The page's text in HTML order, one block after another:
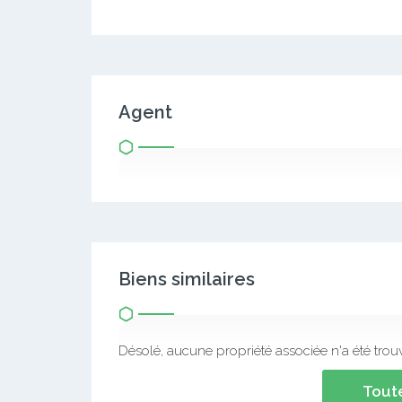
Agent
Biens similaires
Désolé, aucune propriété associée n'a été